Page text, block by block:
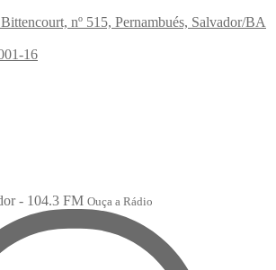
nº 515, Pernambués, Salvador/BA
16
Ouça a Rádio